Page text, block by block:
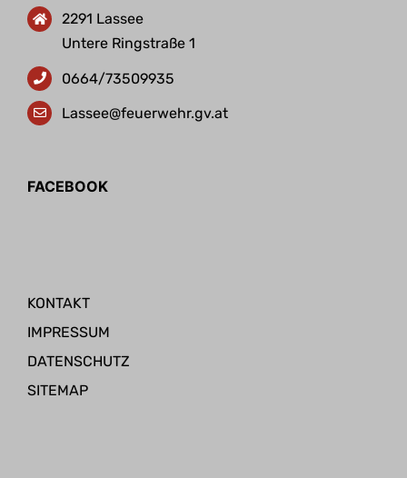
2291 Lassee
Untere Ringstraße 1
0664/73509935
Lassee@feuerwehr.gv.at
FACEBOOK
KONTAKT
IMPRESSUM
DATENSCHUTZ
SITEMAP